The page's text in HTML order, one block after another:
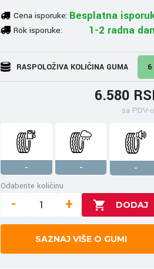
Cena isporuke: Besplatna
Rok isporuke: 1-2 radna
RASPOLOŽIVA KOLIČINA GUMA 6
6.580
sa PDV-
- -
-
Odaberite količinu
- +
SAZNAJ VIŠE O GUMI